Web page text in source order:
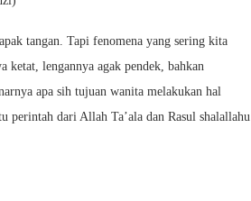
tangan. Tapi fenomena yang sering kita
ketat, lengannya agak pendek, bahkan
apa sih tujuan wanita melakukan hal
perintah dari Allah Ta’ala dan Rasul shalallahu